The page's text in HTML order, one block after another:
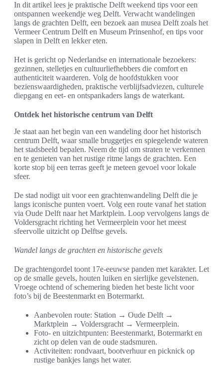
In dit artikel lees je praktische Delft weekend tips voor een
ontspannen weekendje weg Delft. Verwacht wandelingen
langs de grachten Delft, een bezoek aan musea Delft zoals het
Vermeer Centrum Delft en Museum Prinsenhof, en tips voor
slapen in Delft en lekker eten.
Het is gericht op Nederlandse en internationale bezoekers:
gezinnen, stelletjes en cultuurliefhebbers die comfort en
authenticiteit waarderen. Volg de hoofdstukken voor
bezienswaardigheden, praktische verblijfsadviezen, culturele
diepgang en eet- en ontspankaders langs de waterkant.
Ontdek het historische centrum van Delft
Je staat aan het begin van een wandeling door het historisch
centrum Delft, waar smalle bruggetjes en spiegelende wateren
het stadsbeeld bepalen. Neem de tijd om straten te verkennen
en te genieten van het rustige ritme langs de grachten. Een
korte stop bij een terras geeft je meteen gevoel voor lokale
sfeer.
De stad nodigt uit voor een grachtenwandeling Delft die je
langs iconische punten voert. Volg een route vanaf het station
via Oude Delft naar het Marktplein. Loop vervolgens langs de
Voldersgracht richting het Vermeerplein voor het meest
sfeervolle uitzicht op Delftse gevels.
Wandel langs de grachten en historische gevels
De grachtengordel toont 17e-eeuwse panden met karakter. Let
op de smalle gevels, houten luiken en sierlijke gevelstenen.
Vroege ochtend of schemering bieden het beste licht voor
foto’s bij de Beestenmarkt en Botermarkt.
Aanbevolen route: Station → Oude Delft →
Marktplein → Voldersgracht → Vermeerplein.
Foto- en uitzichtpunten: Beestenmarkt, Botermarkt en
zicht op delen van de oude stadsmuren.
Activiteiten: rondvaart, bootverhuur en picknick op
rustige bankjes langs het water.